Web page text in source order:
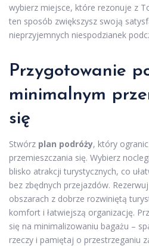
wybierz miejsce, które rezonuje z
ten sposób zwiększysz swoją
nieprzyjemnych niespodzianek
Przygotowanie
minimalnym
się
Stwórz plan podróży, który
przemieszczania się. Wybierz
blisko atrakcji turystycznych, co
bez zbędnych przejazdów.
obszarach z dobrze rozwiniętą
komfort i łatwiejszą organizację.
się na minimalizowaniu bagażu –
rzeczy i pamiętaj o przestrzeganiu